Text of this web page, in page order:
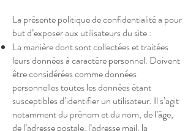
La présente politique de confidentialité a pour
but d’exposer aux utilisateurs du site :
La manière dont sont collectées et traitées
leurs données à caractère personnel. Doivent
être considérées comme données
personnelles toutes les données étant
susceptibles d’identifier un utilisateur. Il s’agit
notamment du prénom et du nom, de l’âge,
de l’adresse postale, l’adresse mail, la